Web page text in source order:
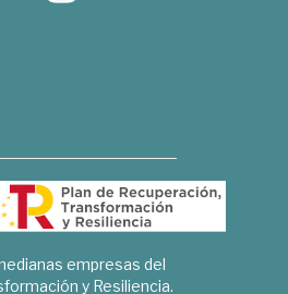
empresas del
y Resiliencia.